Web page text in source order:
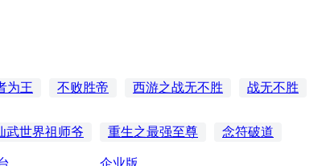
为王 不败胜帝 西游之战无不胜 战无不胜
叫刘大海 东胜神州志 刘东穿越再穿越
武世界祖师爷 重生之最强至尊 念符破道